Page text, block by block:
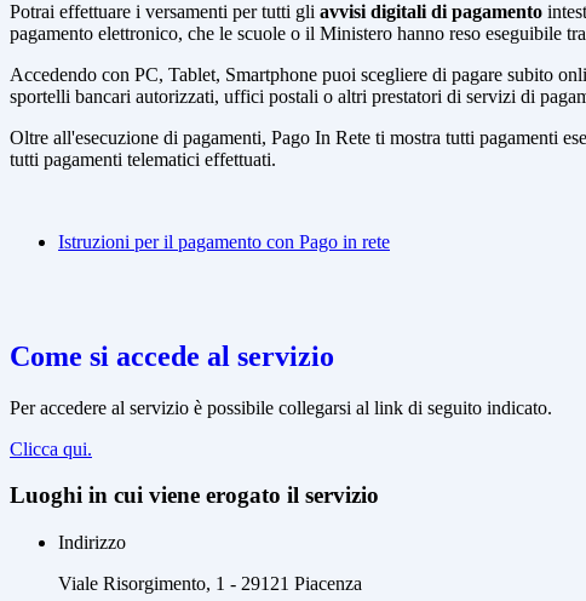
Potrai effettuare i versamenti per tutti gli avvisi digitali di pagamento
pagamento elettronico, che le scuole o il Ministero hanno reso eseguibile
Accedendo con PC, Tablet, Smartphone puoi scegliere di pagare subito
sportelli bancari autorizzati, uffici postali o altri prestatori di servizi di
Oltre all'esecuzione di pagamenti, Pago In Rete ti mostra tutti pagamenti
tutti pagamenti telematici effettuati.
Istruzioni per il pagamento con Pago in rete
Come si accede al servizio
Per accedere al servizio è possibile collegarsi al link di seguito indicato.
Clicca qui.
Luoghi in cui viene erogato il servizio
Indirizzo
Viale Risorgimento, 1 - 29121 Piacenza